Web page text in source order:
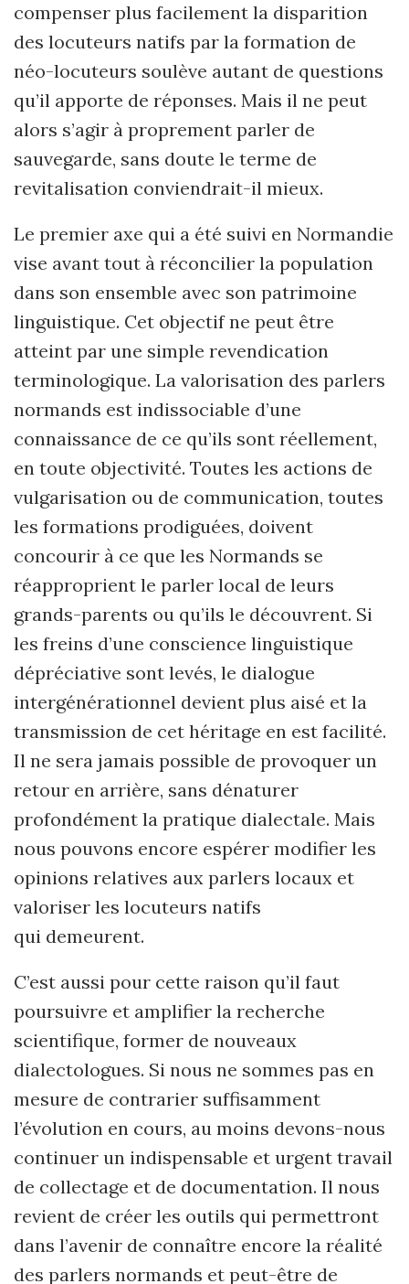
compenser plus facilement la disparition
des locuteurs natifs par la formation de
néo-locuteurs soulève autant de questions
qu’il apporte de réponses. Mais il ne peut
alors s’agir à proprement parler de
sauvegarde, sans doute le terme de
revitalisation conviendrait-il mieux.
Le premier axe qui a été suivi en Normandie
vise avant tout à réconcilier la population
dans son ensemble avec son patrimoine
linguistique. Cet objectif ne peut être
atteint par une simple revendication
terminologique. La valorisation des parlers
normands est indissociable d’une
connaissance de ce qu’ils sont réellement,
en toute objectivité. Toutes les actions de
vulgarisation ou de communication, toutes
les formations prodiguées, doivent
concourir à ce que les Normands se
réapproprient le parler local de leurs
grands-parents ou qu’ils le découvrent. Si
les freins d’une conscience linguistique
dépréciative sont levés, le dialogue
intergénérationnel devient plus aisé et la
transmission de cet héritage en est facilité.
Il ne sera jamais possible de provoquer un
retour en arrière, sans dénaturer
profondément la pratique dialectale. Mais
nous pouvons encore espérer modifier les
opinions relatives aux parlers locaux et
valoriser les locuteurs natifs
qui demeurent.
C’est aussi pour cette raison qu’il faut
poursuivre et amplifier la recherche
scientifique, former de nouveaux
dialectologues. Si nous ne sommes pas en
mesure de contrarier suffisamment
l’évolution en cours, au moins devons-nous
continuer un indispensable et urgent travail
de collectage et de documentation. Il nous
revient de créer les outils qui permettront
dans l’avenir de connaître encore la réalité
des parlers normands et peut-être de